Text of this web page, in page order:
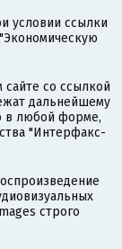
условии ссылки
со ссылкой
дальнейшему
в любой форме,
"Интерфакс-
строго